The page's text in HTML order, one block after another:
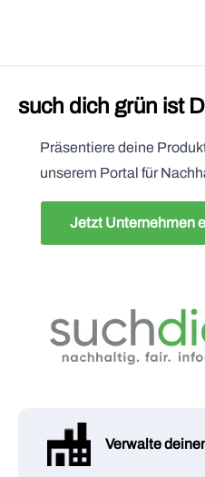
such dich grün ist
Präsentiere deine
unserem Portal für
Jetzt Unternehmen
Verwalte